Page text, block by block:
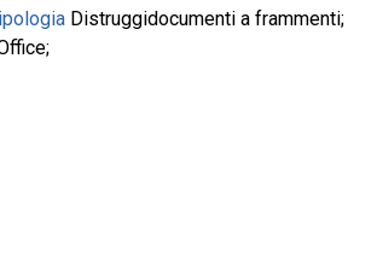
Distruggidocumenti a frammenti